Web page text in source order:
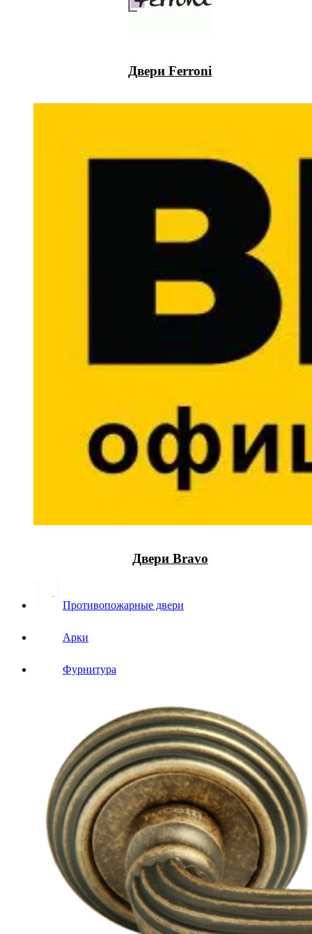
Двери Ferroni
Двери Bravo
Противопожарные двери
Арки
Фурнитура